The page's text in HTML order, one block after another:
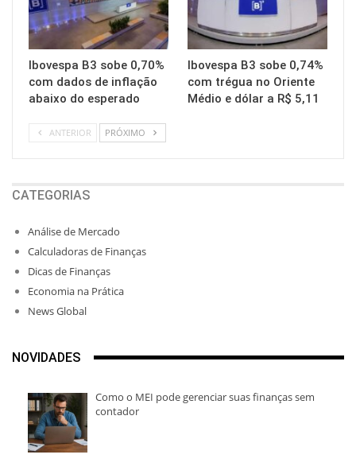
Ibovespa B3 sobe 0,70%
com dados de inflação
abaixo do esperado
Ibovespa B3 sobe 0,74%
com trégua no Oriente
Médio e dólar a R$ 5,11
ANTERIOR PRÓXIMO
CATEGORIAS
Análise de Mercado
Calculadoras de Finanças
Dicas de Finanças
Economia na Prática
News Global
NOVIDADES
Como o MEI pode gerenciar suas finanças sem
contador